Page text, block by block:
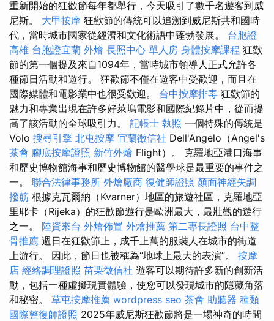
重新開始的狂歡節每年都舉行，今天吸引了數千名遊客到威
尼斯。 大甲按摩 狂歡節的傳統可以追溯到威尼斯共和國時
代，當時城市國家從經濟和文化術語中蓬勃發展。 台胞證
高雄 台胞證宜蘭 外燴 長照中心 單人房 身體按摩課程 狂歡
節的第一個提及來自1094年，當時城市領導人正式允許各
種節日活動和遊行。 狂歡節不僅在遊客中受歡迎，而且在
國際媒體和電影業中也很受歡迎。 台中按摩排毒 狂歡節的
魅力和專業出現在許多好萊塢電影和國際紀錄片中，從而提
高了該活動的全球吸引力。 記帳士 執照 一個特殊的傳統是
Volo 搜尋引擎 北屯按摩 宜蘭徵信社 Dell'Angelo（Angel's
茶會 腳底按摩證照 新竹外燴 Flight）。 克羅地亞港口海事
和歷史博物館海事和歷史博物館的醫學球是最重要的事件之
一。 聯合法律事務所 外燴廠商 復健師證照 顏面神經失調
撥筋 根據克瓦爾納（Kvarner）地區的旅遊社區，克羅地亞
里耶卡（Rijeka）的狂歡節遊行是歐洲最大，最壯觀的遊行
之一。 陸資來台 外燴佈置 外燴推薦 第二專長證照 台中整
骨推薦 週日在狂歡節上，成千上萬的服裝人在城市的街道
上游行。 因此，節日也被稱為“地球上最大的表演”。 按摩
店 經絡調理證照 苗栗徵信社 遊客可以期待許多新的創新活
動，包括一種虛擬現實體驗，使您可以發現城市的隱藏角落
和秘密。 草屯按摩推薦 wordpress seo 茶會 助聽器 種類
國際整復師證照 2025年威尼斯狂歡節將是一場神奇的時間